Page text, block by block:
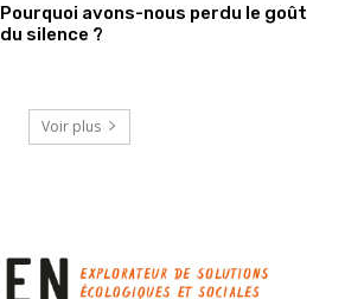
Pourquoi avons-nous perdu le goût
du silence ?
Voir plus